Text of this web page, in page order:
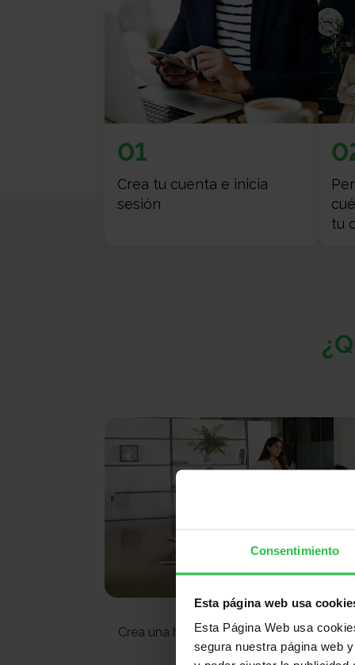
Consentimiento
Esta página web usa
Esta Página Web usa
segura nuestra página web
01
Crea tu cuenta e inicia
sesión
tu
Hucha en
Crea una hucha para tu organización y
movimiento contra